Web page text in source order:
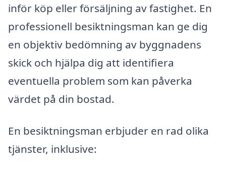
inför köp eller försäljning av fastighet. En
professionell besiktningsman kan ge dig
en objektiv bedömning av byggnadens
skick och hjälpa dig att identifiera
eventuella problem som kan påverka
värdet på din bostad.
En besiktningsman erbjuder en rad olika
tjänster, inklusive: